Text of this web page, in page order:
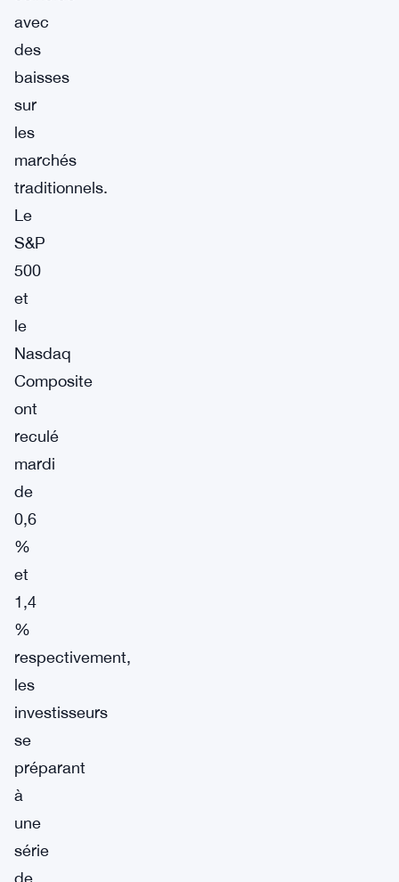
avec
des
baisses
sur
les
marchés
traditionnels.
Le
S&P
500
et
le
Nasdaq
Composite
ont
reculé
mardi
de
0,6
%
et
1,4
%
respectivement,
les
investisseurs
se
préparant
à
une
série
de